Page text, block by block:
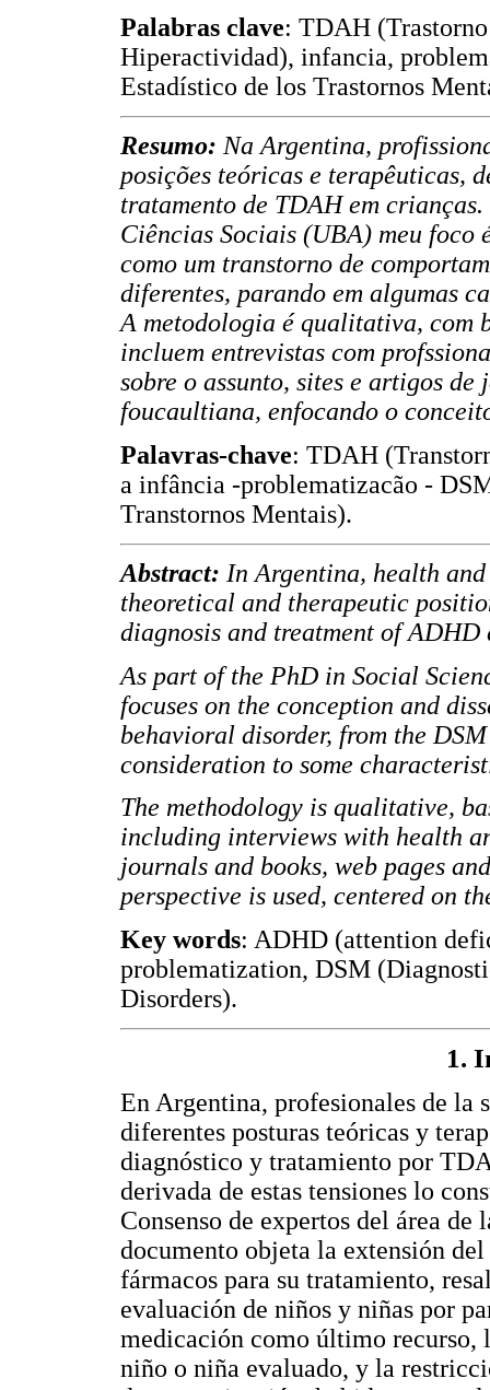
Palabras clave: TDAH
Hiperactividad), infancia,
Estadístico de los Trastornos
Resumo: Na Argentina,
posições teóricas e terapêuticas,
tratamento de TDAH em
Ciências Sociais (UBA) meu foco
como um transtorno de
diferentes, parando em algumas
A metodologia é qualitativa, com
incluem entrevistas com
sobre o assunto, sites e artigos
foucaultiana, enfocando o
Palavras-chave: TDAH
a infância -problematizacão -
Transtornos Mentais).
Abstract: In Argentina, health
theoretical and therapeutic
diagnosis and treatment of
As part of the PhD in Social
focuses on the conception and
behavioral disorder, from the
consideration to some
The methodology is qualitative,
including interviews with health
journals and books, web pages
perspective is used, centered on
Key words: ADHD (attention
problematization, DSM
Disorders).
1.
En Argentina, profesionales de la
diferentes posturas teóricas y
diagnóstico y tratamiento por
derivada de estas tensiones lo
Consenso de expertos del área
documento objeta la extensión
fármacos para su tratamiento,
evaluación de niños y niñas por
medicación como último
niño o niña evaluado, y la